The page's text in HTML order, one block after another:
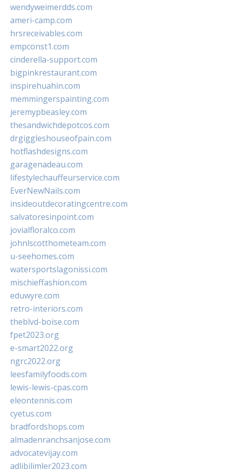
wendyweimerdds.com
ameri-camp.com
hrsreceivables.com
empconst1.com
cinderella-support.com
bigpinkrestaurant.com
inspirehuahin.com
memmingerspainting.com
jeremypbeasley.com
thesandwichdepotcos.com
drgiggleshouseofpain.com
hotflashdesigns.com
garagenadeau.com
lifestylechauffeurservice.com
EverNewNails.com
insideoutdecoratingcentre.com
salvatoresinpoint.com
jovialfloralco.com
johnlscotthometeam.com
u-seehomes.com
watersportslagonissi.com
mischieffashion.com
eduwyre.com
retro-interiors.com
theblvd-boise.com
fpet2023.org
e-smart2022.org
ngrc2022.org
leesfamilyfoods.com
lewis-lewis-cpas.com
eleontennis.com
cyetus.com
bradfordshops.com
almadenranchsanjose.com
advocatevijay.com
adlibilimler2023.com